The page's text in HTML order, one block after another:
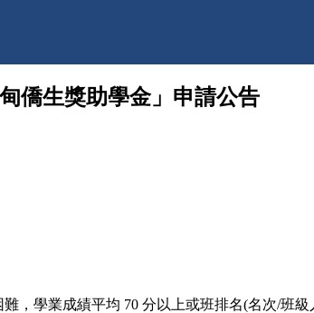
僑生獎助學金」申請公告
，學業成績平均 70 分以上或班排名(名次/班